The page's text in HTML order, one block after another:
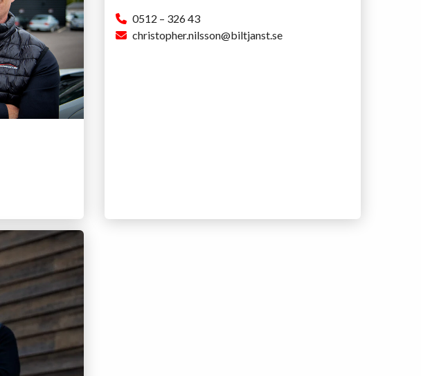
0512 – 326 43
christopher.nilsson@biltjanst.se